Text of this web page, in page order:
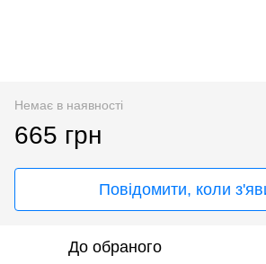
Немає в наявності
665 грн
Повідомити, коли
До обраного